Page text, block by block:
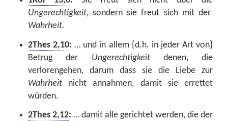
Ungerechtigkeit, sondern sie freut sich mit der
Wahrheit.
2Thes 2,10: … und in allem {d.h. in jeder Art von}
Betrug der Ungerechtigkeitdenen, die
verlorengehen, darum dass sie die Liebe zur
Wahrheit nicht annahmen, damit sie errettet
würden.
2Thes 2,12: … damit alle gerichtet werden, die der